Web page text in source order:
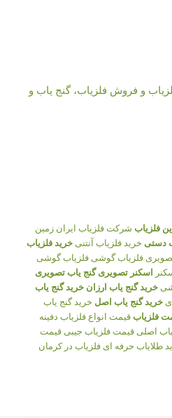
و فروش فلزیاب، گنج یاب و
فلزیاب شرکت فلزیاب ایران زمین
دستی خرید فلزیاب آنتنی خرید فلزیاب
فلزیاب گوشی فلزیاب گوشی
اسکنر تصویری گنج یاب تصویری
خرید گنج یاب ارزان خرید گنج یاب
خرید گنج یاب اصل خرید گنج یاب
فلزیاب قیمت انواع فلزیاب دفینه
اصلی قیمت فلزیاب جیبی قیمت
طلایاب حرفه ای فلزیاب در کرمان